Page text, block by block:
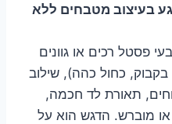
בעיצוב מטבחים ללא
פסטל רכים או גוונים
בקבוק, כחול כהה), שילוב
תאורת לד חכמה,
או מוברש. הדגש הוא על